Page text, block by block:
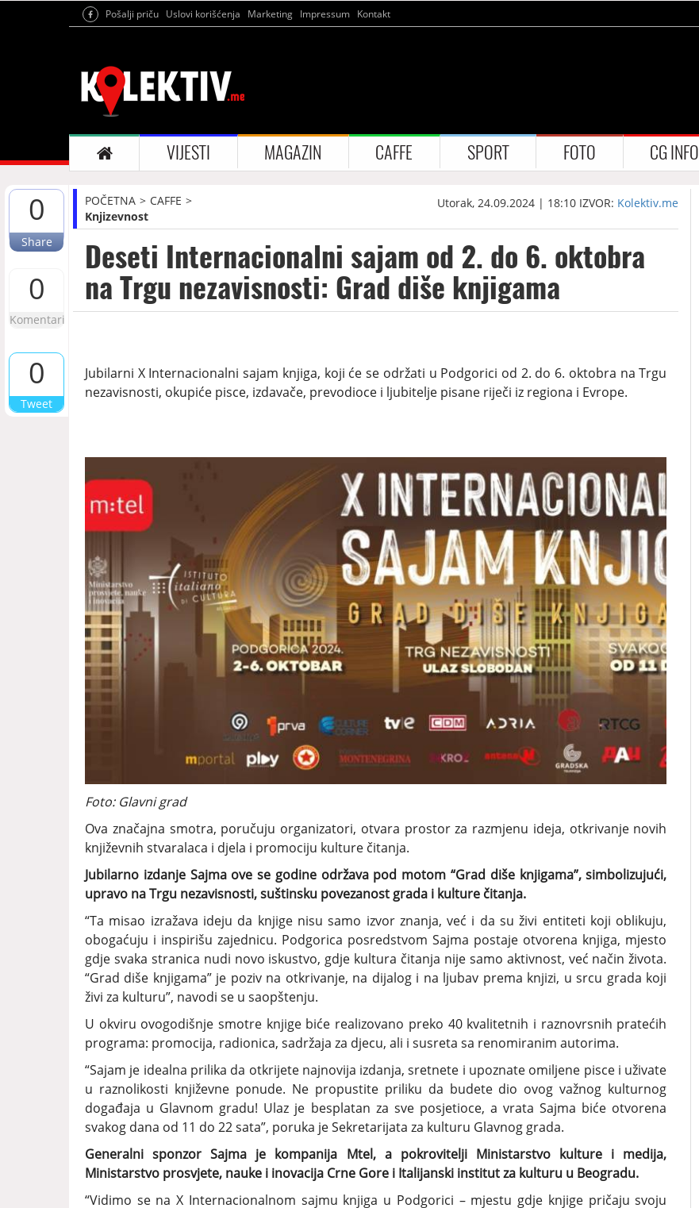
Pošalji priču Uslovi korišćenja Marketing Impressum Kontakt
VIJESTI MAGAZIN CAFFE SPORT FOTO CG INFO
0
Share
0
Komentari
0
Tweet
POČETNA
CAFFE
Knjizevnost
Utorak, 24.09.2024 | 18:10 IZVOR: Kolektiv.me
Deseti Internacionalni sajam od 2. do 6. oktobra
na Trgu nezavisnosti: Grad diše knjigama
Jubilarni X Internacionalni sajam knjiga, koji će se održati u Podgorici od 2. do 6. oktobra na Trgu
nezavisnosti, okupiće pisce, izdavače, prevodioce i ljubitelje pisane riječi iz regiona i Evrope.
Foto: Glavni grad
Ova značajna smotra, poručuju organizatori, otvara prostor za razmjenu ideja, otkrivanje novih
književnih stvaralaca i djela i promociju kulture čitanja.
Jubilarno izdanje Sajma ove se godine održava pod motom “Grad diše knjigama”, simbolizujući,
upravo na Trgu nezavisnosti, suštinsku povezanost grada i kulture čitanja.
“Ta misao izražava ideju da knjige nisu samo izvor znanja, već i da su živi entiteti koji oblikuju,
obogaćuju i inspirišu zajednicu. Podgorica posredstvom Sajma postaje otvorena knjiga, mjesto
gdje svaka stranica nudi novo iskustvo, gdje kultura čitanja nije samo aktivnost, već način života.
“Grad diše knjigama” je poziv na otkrivanje, na dijalog i na ljubav prema knjizi, u srcu grada koji
živi za kulturu”, navodi se u saopštenju.
U okviru ovogodišnje smotre knjige biće realizovano preko 40 kvalitetnih i raznovrsnih pratećih
programa: promocija, radionica, sadržaja za djecu, ali i susreta sa renomiranim autorima.
“Sajam je idealna prilika da otkrijete najnovija izdanja, sretnete i upoznate omiljene pisce i uživate
u raznolikosti književne ponude. Ne propustite priliku da budete dio ovog važnog kulturnog
događaja u Glavnom gradu! Ulaz je besplatan za sve posjetioce, a vrata Sajma biće otvorena
svakog dana od 11 do 22 sata”, poruka je Sekretarijata za kulturu Glavnog grada.
Generalni sponzor Sajma je kompanija Mtel, a pokrovitelji Ministarstvo kulture i medija,
Ministarstvo prosvjete, nauke i inovacija Crne Gore i Italijanski institut za kulturu u Beogradu.
“Vidimo se na X Internacionalnom sajmu knjiga u Podgorici – mjestu gdje knjige pričaju svoju